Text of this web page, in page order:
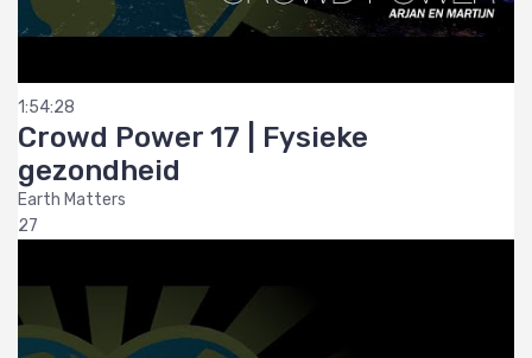
1:54:28
Crowd Power 17 | Fysieke
gezondheid
Earth Matters
27